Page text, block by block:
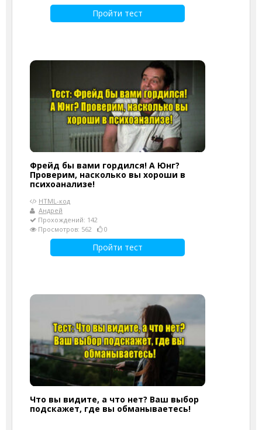
Пройти тест
Фрейд бы вами гордился! А Юнг?
Проверим, насколько вы хороши в
психоанализе!
HTML-код
Андрей
Прохождений: 142
Просмотров: 562
0
Пройти тест
Что вы видите, а что нет? Ваш выбор
подскажет, где вы обманываетесь!